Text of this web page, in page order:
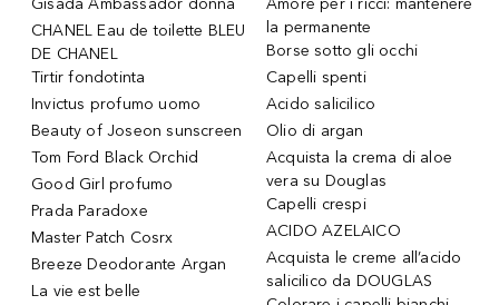
CHANEL Eau de toilette BLEU
DE CHANEL
Tirtir fondotinta
Invictus profumo uomo
Beauty of Joseon sunscreen
Tom Ford Black Orchid
Good Girl profumo
Prada Paradoxe
Master Patch Cosrx
Breeze Deodorante Argan
La vie est belle
la permanente
Borse sotto gli occhi
Capelli spenti
Acido salicilico
Olio di argan
Acquista la crema di aloe
vera su Douglas
Capelli crespi
ACIDO AZELAICO
Acquista le creme all’acido
salicilico da DOUGLAS